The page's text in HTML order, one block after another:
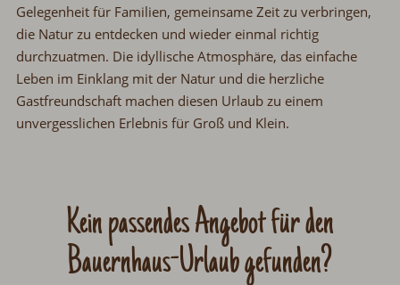
Gelegenheit für Familien, gemeinsame Zeit zu verbringen,
die Natur zu entdecken und wieder einmal richtig
durchzuatmen. Die idyllische Atmosphäre, das einfache
Leben im Einklang mit der Natur und die herzliche
Gastfreundschaft machen diesen Urlaub zu einem
unvergesslichen Erlebnis für Groß und Klein.
Kein passendes Angebot für den
Bauernhaus-Urlaub gefunden?